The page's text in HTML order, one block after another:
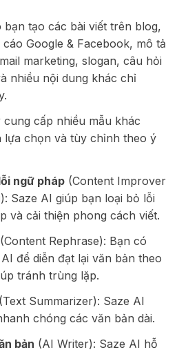
bạn tạo các bài viết trên blog,
Google & Facebook, mô tả
marketing, slogan, câu hỏi
nhiều nội dung khác chỉ
cung cấp nhiều mẫu khác
lựa chọn và tùy chỉnh theo ý
ngữ pháp (Content Improver
Saze AI giúp bạn loại bỏ lỗi
và cải thiện phong cách viết.
(Content Rephrase): Bạn có
để diễn đạt lại văn bản theo
tránh trùng lặp.
(Text Summarizer): Saze AI
chóng các văn bản dài.
bản (AI Writer): Saze AI hỗ